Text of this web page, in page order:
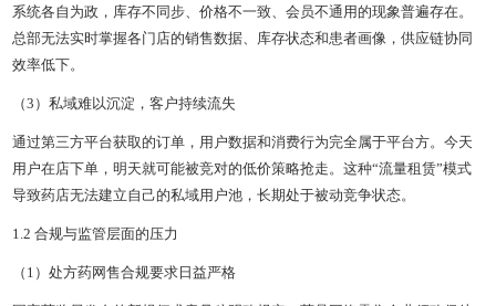
系统各自为政，库存不同步、价格不一致、会员不通用的现象普遍存在。
总部无法实时掌握各门店的销售数据、库存状态和患者画像，供应链协同
效率低下。
（3）私域难以沉淀，客户持续流失
通过第三方平台获取的订单，用户数据和消费行为完全属于平台方。今天
用户在店下单，明天就可能被竞对的低价策略抢走。这种“流量租赁”模式
导致药店无法建立自己的私域用户池，长期处于被动竞争状态。
1.2 合规与监管层面的压力
（1）处方药网售合规要求日益严格